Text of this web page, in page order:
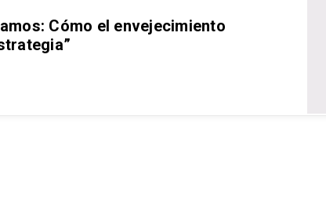
Cómo el envejecimiento